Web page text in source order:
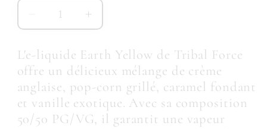
Réduire
la
quantité
de
E-
liquide
Earth
Yellow
Augmenter
la
quantité
de
E-
liquide
Earth
Yellow
L'e-liquide Earth Yellow de Tribal Force
offre un délicieux mélange de crème
anglaise, pop-corn grillé, caramel fondant
et vanille exotique. Avec sa composition
50/50 PG/VG, il garantit une vapeur